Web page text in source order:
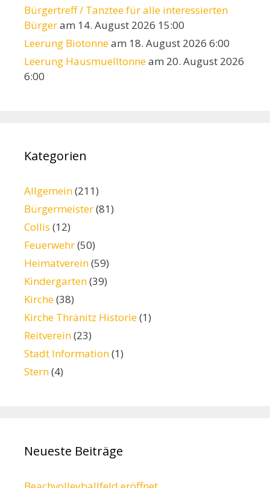
Bürgertreff / Tanztee für alle interessierten
Bürgeram 14. August 2026 15:00
Leerung Biotonneam 18. August 2026 6:00
Leerung Hausmuelltonneam 20. August 2026
6:00
Kategorien
Allgemein(211)
Bürgermeister(81)
Collis (12)
Feuerwehr(50)
Heimatverein(59)
Kindergarten(39)
Kirche(38)
Kirche Thränitz Historie(1)
Reitverein(23)
Stadt Information(1)
Stern(4)
Neueste Beiträge